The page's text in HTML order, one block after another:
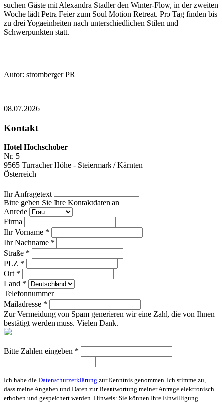
suchen Gäste mit Alexandra Stadler den Winter-Flow, in der zweiten
Woche lädt Petra Feier zum Soul Motion Retreat. Pro Tag finden bis
zu drei Yogaeinheiten nach unterschiedlichen Stilen und
Schwerpunkten statt.
Autor: stromberger PR
08.07.2026
Kontakt
Hotel Hochschober
Nr. 5
9565 Turracher Höhe - Steiermark / Kärnten
Österreich
Ihr Anfragetext
Bitte geben Sie Ihre Kontaktdaten an
Anrede
Firma
Ihr Vorname *
Ihr Nachname *
Straße *
PLZ *
Ort *
Land *
Telefonnummer
Mailadresse *
Zur Vermeidung von Spam generieren wir eine Zahl, die von Ihnen
bestätigt werden muss. Vielen Dank.
Bitte Zahlen eingeben *
Ich habe die Datenschutzerklärung zur Kenntnis genommen. Ich stimme zu,
dass meine Angaben und Daten zur Beantwortung meiner Anfrage elektronisch
erhoben und gespeichert werden. Hinweis: Sie können Ihre Einwilligung